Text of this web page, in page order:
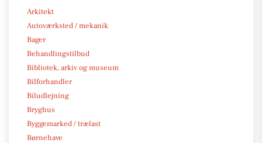
Arkitekt
Autoværksted / mekanik
Bager
Behandlingstilbud
Bibliotek, arkiv og museum
Bilforhandler
Biludlejning
Bryghus
Byggemarked / trælast
Børnehave